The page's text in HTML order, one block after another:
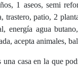
1 aseos, semi
trastero, patio, 2
energía agua
acepta animales,
casa en la que